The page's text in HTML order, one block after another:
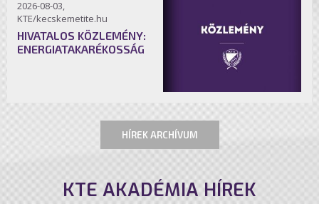
2026-08-03,
KTE/kecskemetite.hu
HIVATALOS KÖZLEMÉNY:
ENERGIATAKARÉKOSSÁG
HÍREK ARCHÍVUM
KTE AKADÉMIA HÍREK